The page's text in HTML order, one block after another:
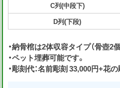
C列(中段下)
D列(下段)
・納骨棺は2体収容タイプ（骨壺2
・ペット埋葬可能です。
・彫刻代：名前彫刻 33,000円+花の